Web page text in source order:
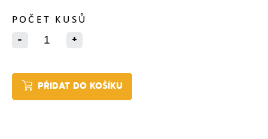
POČET KUSŮ
-
+
PŘIDAT DO KOŠÍKU